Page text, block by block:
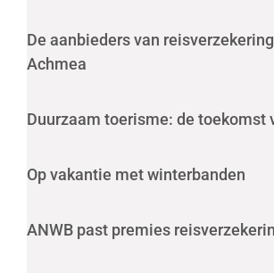
De aanbieders van
Achmea
Duurzaam toerisme: de toekomst
Op vakantie met winterbanden
ANWB past premies